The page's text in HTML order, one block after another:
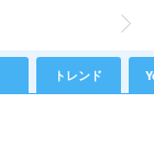
トレンド